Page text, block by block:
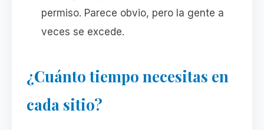
permiso. Parece obvio, pero la gente a
veces se excede.
¿Cuánto tiempo necesitas en
cada sitio?